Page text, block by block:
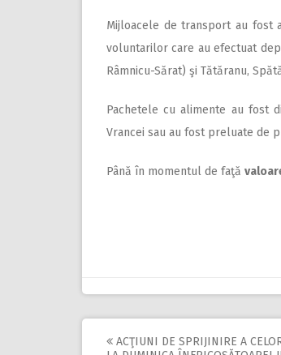
Mijloacele de transport au fost
voluntarilor care au efectuat
Râmnicu-Sărat) şi Tătăranu,
Pachetele cu alimente au fost
Vrancei sau au fost preluate de
Până în momentul de faţă
ACŢIUNI DE SPRIJINIRE A